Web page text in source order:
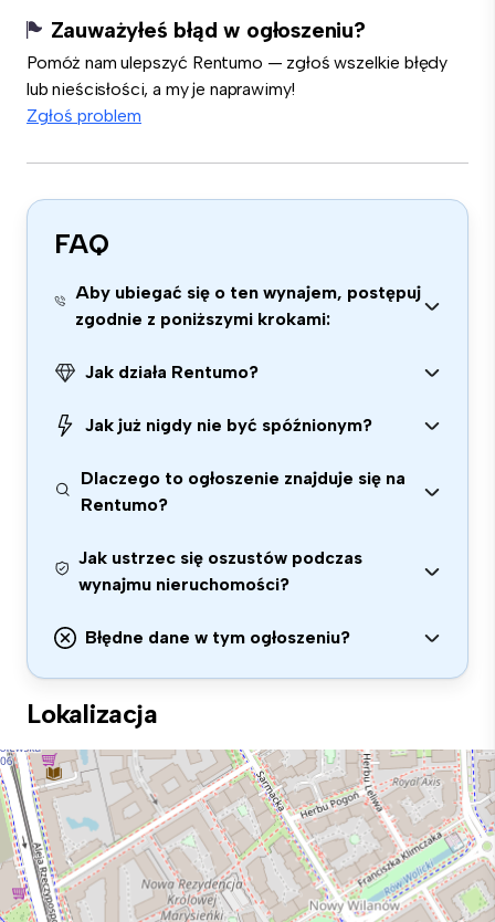
Zauważyłeś błąd w ogłoszeniu?
Pomóż nam ulepszyć Rentumo — zgłoś wszelkie błędy
lub nieścisłości, a my je naprawimy!
Zgłoś problem
FAQ
Aby ubiegać się o ten wynajem, postępuj
zgodnie z poniższymi krokami:
Jak działa Rentumo?
Jak już nigdy nie być spóźnionym?
Dlaczego to ogłoszenie znajduje się na
Rentumo?
Jak ustrzec się oszustów podczas
wynajmu nieruchomości?
Błędne dane w tym ogłoszeniu?
Lokalizacja